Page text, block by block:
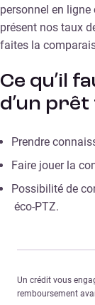
personnel en ligne
présent nos taux
faites la
Ce qu’il
d’un
Prendre
Faire jouer la
Possibilité de
éco-PTZ.
Un crédit vous
remboursement